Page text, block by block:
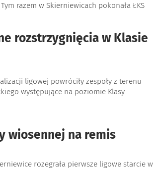
razem w Skierniewicach pokonała ŁKS
rozstrzygnięcia w Klasie
ligowej powróciły zespoły z terenu
występujące na poziomie Klasy
wiosennej na remis
rozegrała pierwsze ligowe starcie w